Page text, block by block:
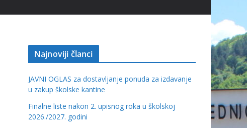
Najnoviji članci
JAVNI OGLAS za dostavljanje ponuda za izdavanje
u zakup školske kantine
Finalne liste nakon 2. upisnog roka u školskoj
2026./2027. godini